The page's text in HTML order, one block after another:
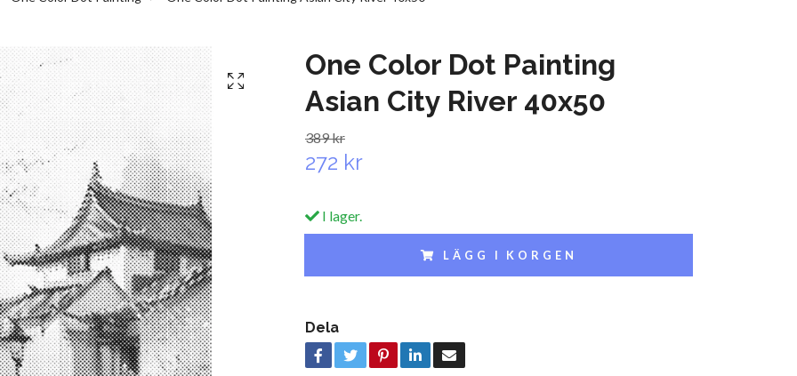
One Color Dot Painting
Asian City River 40x50
389 kr
272 kr
I lager.
LÄGG I KORGEN
Dela